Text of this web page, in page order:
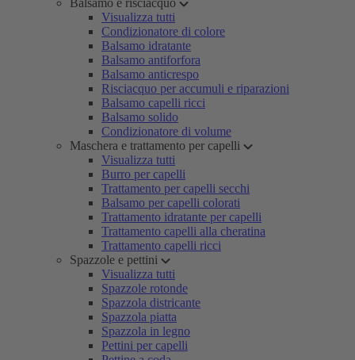
Balsamo e risciacquo
Visualizza tutti
Condizionatore di colore
Balsamo idratante
Balsamo antiforfora
Balsamo anticrespo
Risciacquo per accumuli e riparazioni
Balsamo capelli ricci
Balsamo solido
Condizionatore di volume
Maschera e trattamento per capelli
Visualizza tutti
Burro per capelli
Trattamento per capelli secchi
Balsamo per capelli colorati
Trattamento idratante per capelli
Trattamento capelli alla cheratina
Trattamento capelli ricci
Spazzole e pettini
Visualizza tutti
Spazzole rotonde
Spazzola districante
Spazzola piatta
Spazzola in legno
Pettini per capelli